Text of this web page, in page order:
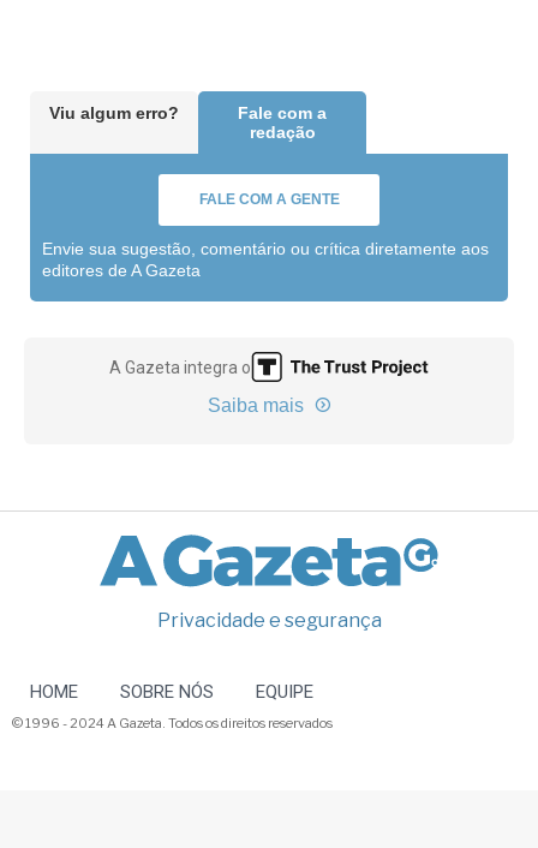
Viu algum erro?
Fale com a
redação
FALE COM A GENTE
Envie sua sugestão, comentário ou crítica diretamente aos
editores de A Gazeta
A Gazeta integra o
Saiba mais
Privacidade e segurança
HOME SOBRE NÓS EQUIPE
© 1996 - 2024 A Gazeta. Todos os direitos reservados